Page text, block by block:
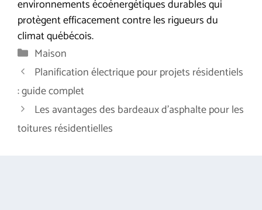
environnements écoénergétiques durables qui
protègent efficacement contre les rigueurs du
climat québécois.
Catégories
Maison
Planification électrique pour projets résidentiels
: guide complet
Les avantages des bardeaux d’asphalte pour les
toitures résidentielles